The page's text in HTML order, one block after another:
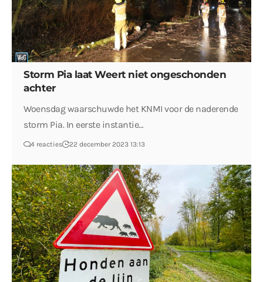
Storm Pia laat Weert niet ongeschonden
achter
Woensdag waarschuwde het KNMI voor de naderende
storm Pia. In eerste instantie…
4 reacties 22 december 2023 13:13